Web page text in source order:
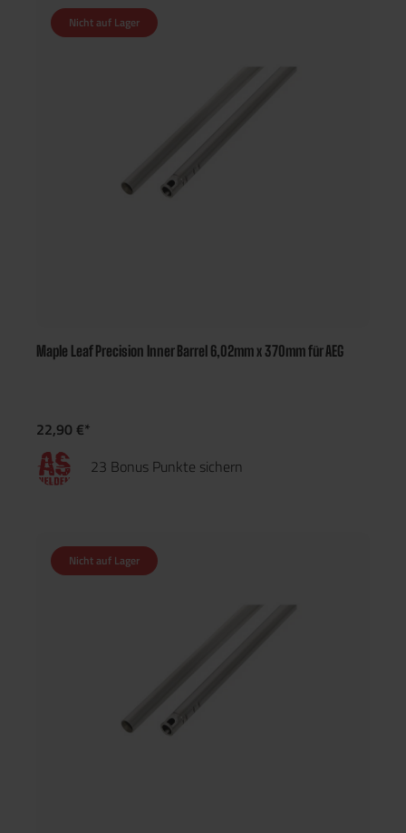
Nicht auf Lager
Maple Leaf Precision Inner Barrel 6,02mm x 370mm für AEG
22,90 €*
23 Bonus Punkte sichern
Nicht auf Lager